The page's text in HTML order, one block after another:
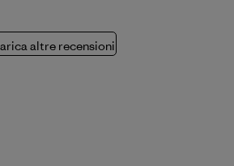
altre recensioni